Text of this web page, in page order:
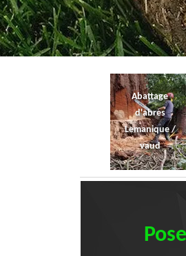
Abattage
d'abres
Lemanique /
vaud